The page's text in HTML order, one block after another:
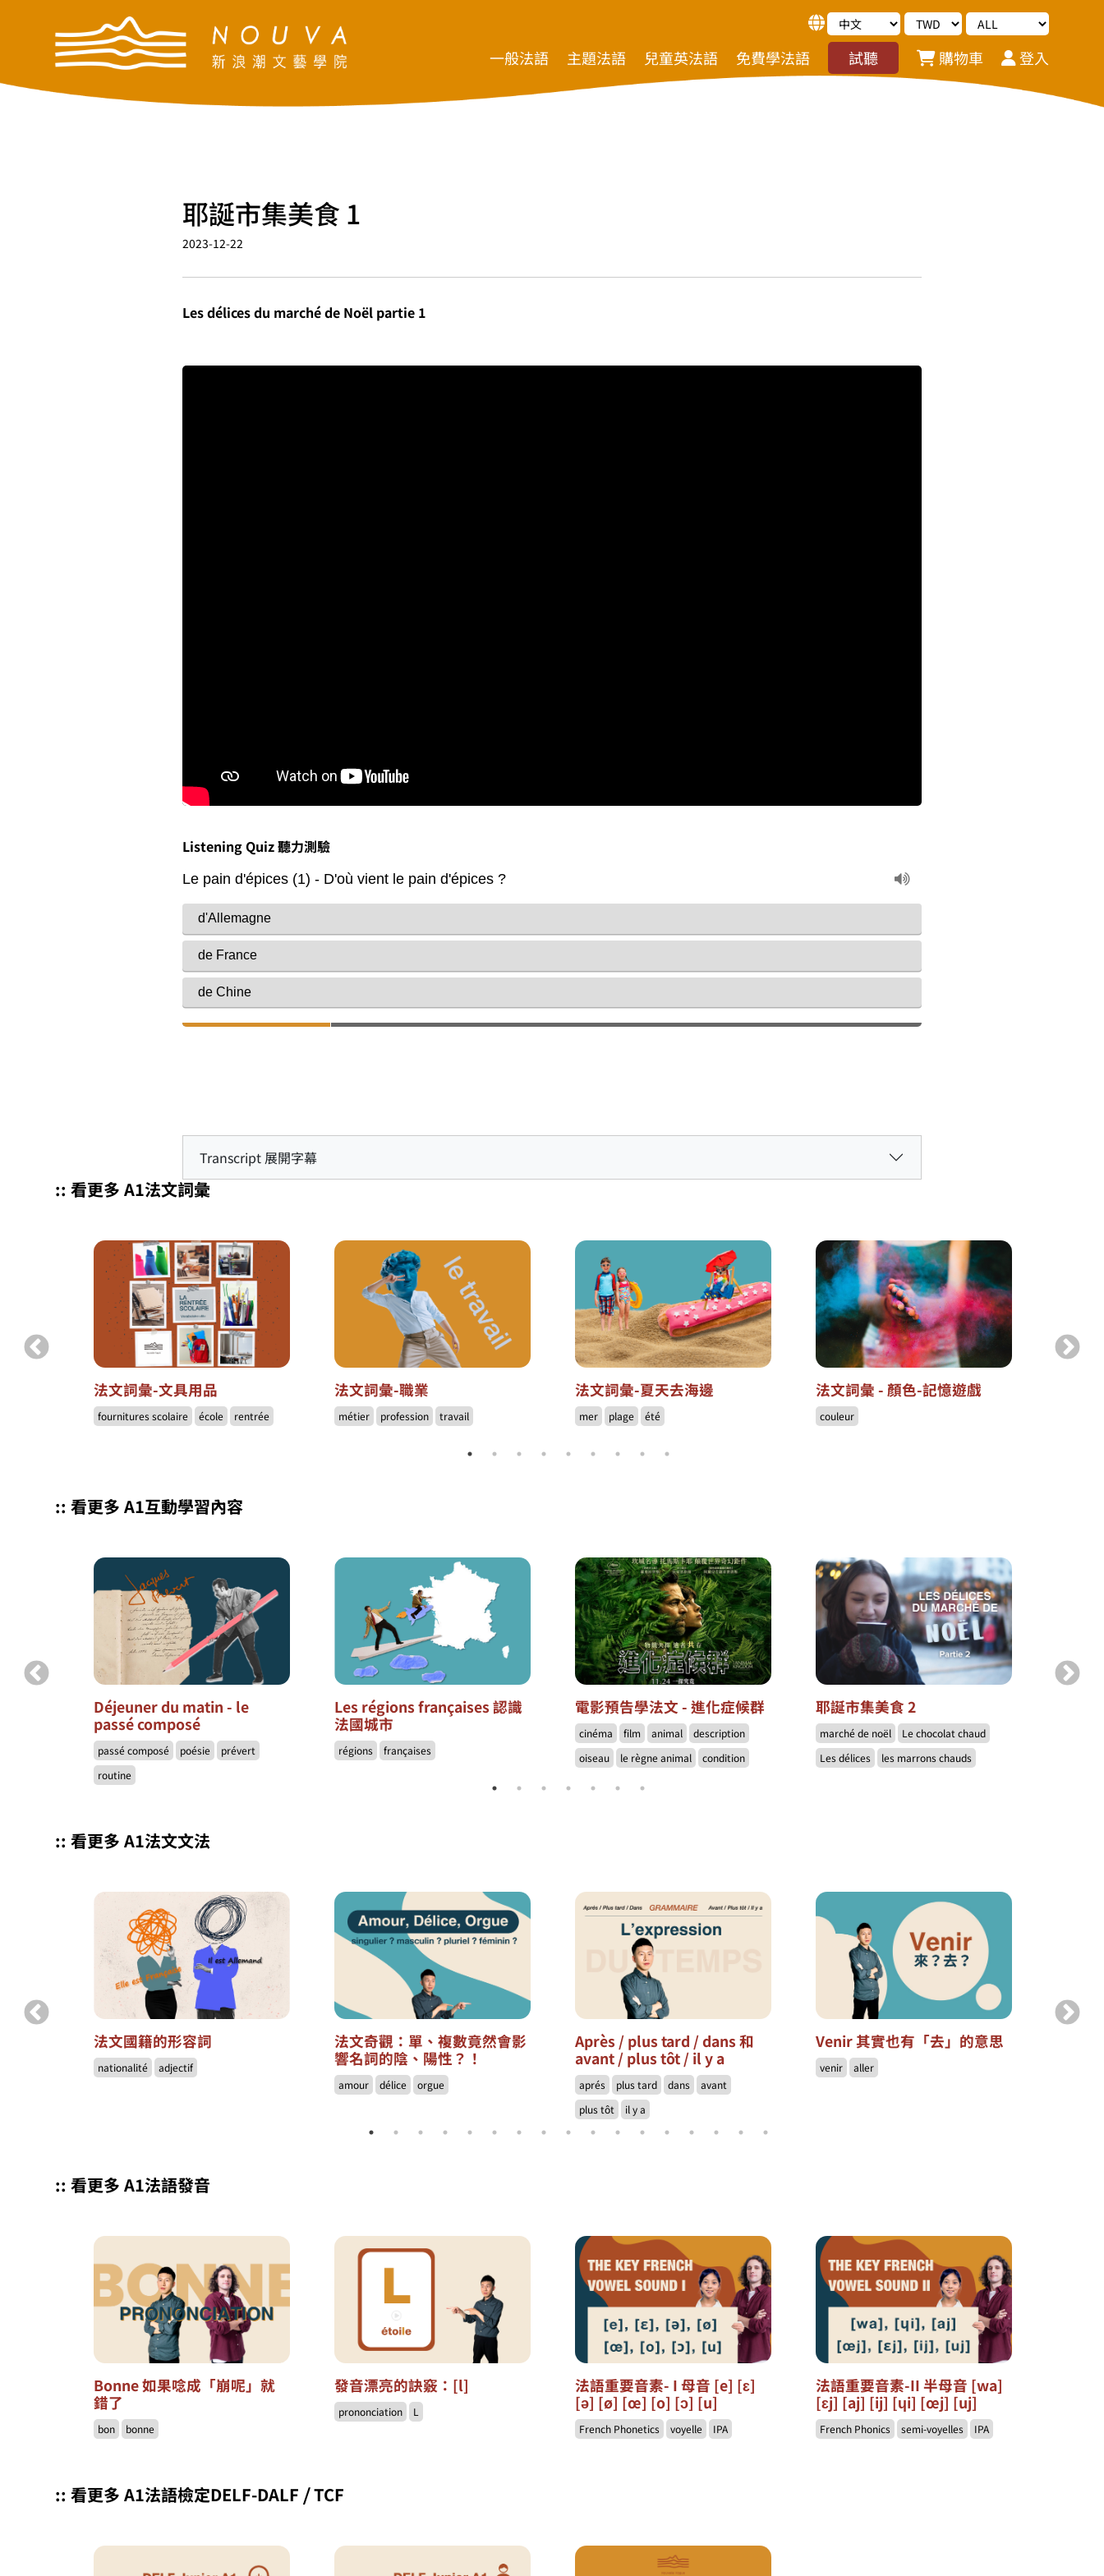
一般法語 主題法語 兒童英法語 免費學法語 試聽 購物車 登入
耶誕市集美食 1
2023-12-22
Les délices du marché de Noël partie 1
Listening Quiz 聽力測驗
Transcript 展開字幕
:: 看更多 A1法文詞彙
法文詞彙-文具用品
fournitures scolaire école rentrée
法文詞彙-職業
métier profession travail
法文詞彙-夏天去海邊
mer plage été
法文詞彙 - 顏色-記憶遊戲
couleur
:: 看更多 A1互動學習內容
Déjeuner du matin - le
passé composé
passé composé poésie
prévert
routine
Les régions françaises 認識
法國城市
régions françaises
電影預告學法文 - 進化症候群
cinéma film animal
description
oiseau
le règne animal condition
耶誕市集美食 2
marché de noël
Le chocolat chaud
Les délices
les marrons chauds
:: 看更多 A1法文文法
法文國籍的形容詞
nationalité adjectif
法文奇觀：單、複數竟然會影
響名詞的陰、陽性？！
amour délice orgue
Après / plus tard / dans 和
avant / plus tôt / il y a
aprés plus tard dans
avant
plus tôt
il y a
Venir 其實也有「去」的意思
venir aller
:: 看更多 A1法語發音
Bonne 如果唸成「崩呢」就
錯了
bon bonne
發音漂亮的訣竅：[l]
prononciation L
法語重要音素- I 母音 [e] [ɛ]
[ə] [ø] [œ] [o] [ɔ] [u]
French Phonetics voyelle IPA
法語重要音素-II 半母音 [wa]
[ɛj] [aj] [ij] [ɥi] [œj] [uj]
French Phonics semi-voyelles IPA
:: 看更多 A1法語檢定DELF-DALF ⧸ TCF